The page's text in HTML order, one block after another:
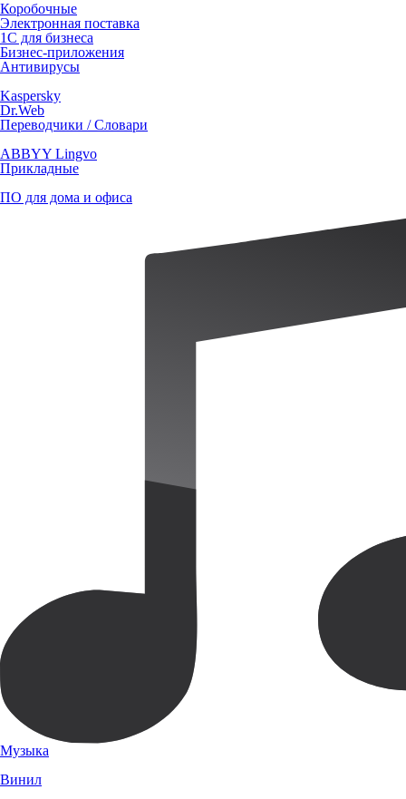
Коробочные
Электронная поставка
1С для бизнеса
Бизнес-приложения
Антивирусы
Kaspersky
Dr.Web
Переводчики / Словари
ABBYY Lingvo
Прикладные
ПО для дома и офиса
Музыка
Винил